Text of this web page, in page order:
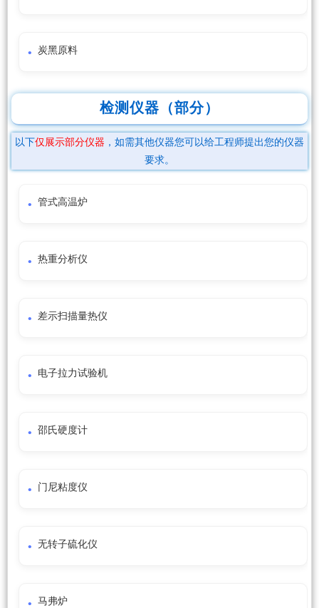
炭黑原料
检测仪器（部分）
以下仅展示部分仪器 ，如需其他仪器您可以给工程师提出您的仪器
要求。
管式高温炉
热重分析仪
差示扫描量热仪
电子拉力试验机
邵氏硬度计
门尼粘度仪
无转子硫化仪
马弗炉